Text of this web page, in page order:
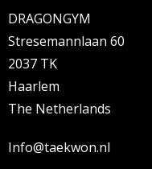
DRAGONGYM
Stresemannlaan 60
2037 TK
Haarlem
The Netherlands
Info@taekwon.nl